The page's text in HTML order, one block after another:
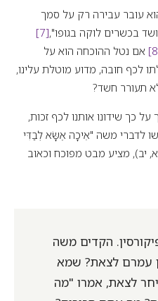
עובר עבירה רק על סמך
בכשרים לוקה בגופו",[7]
אם נטל ההוכחה הוא על
לכף חובה, מדוע מוטלת עלינו,
תעורר חשד?
כך שידונו אותנו לכף זכות,
לדברי משה "אֵיכָה אֶשָּׂא לְבַדִּי
יב), מציע מבט מפוכח וכאוב
הקדים משה
עמרם לצאת? שמא
לצאת, אמרו "מה